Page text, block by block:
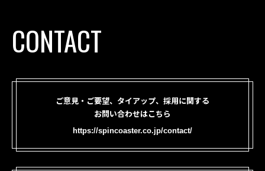
CONTACT
ご意見・ご要望、タイアップ、採用に関する
お問い合わせはこちら
https://spincoaster.co.jp/contact/